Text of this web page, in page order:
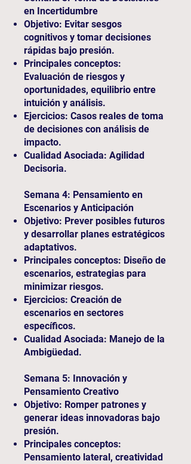
en Incertidumbre
Objetivo: Evitar sesgos
cognitivos y tomar decisiones
rápidas bajo presión.
Principales conceptos:
Evaluación de riesgos y
oportunidades, equilibrio entre
intuición y análisis.
Ejercicios: Casos reales de toma
de decisiones con análisis de
impacto.
Cualidad Asociada: Agilidad
Decisoria.
Semana 4: Pensamiento en
Escenarios y Anticipación
Objetivo: Prever posibles futuros
y desarrollar planes estratégicos
adaptativos.
Principales conceptos: Diseño de
escenarios, estrategias para
minimizar riesgos.
Ejercicios: Creación de
escenarios en sectores
específicos.
Cualidad Asociada: Manejo de la
Ambigüedad.
Semana 5: Innovación y
Pensamiento Creativo
Objetivo: Romper patrones y
generar ideas innovadoras bajo
presión.
Principales conceptos:
Pensamiento lateral, creatividad